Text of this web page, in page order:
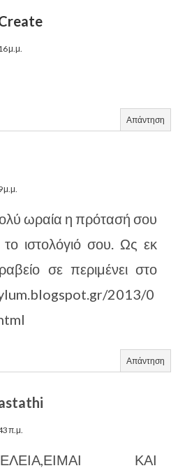
μ.μ.
Απάντηση
μ.μ.
ωραία η πρότασή σου
το ιστολόγιό σου. Ως εκ
σε περιμένει στο
2013/0
Απάντηση
π.μ.
ΚΑΙ